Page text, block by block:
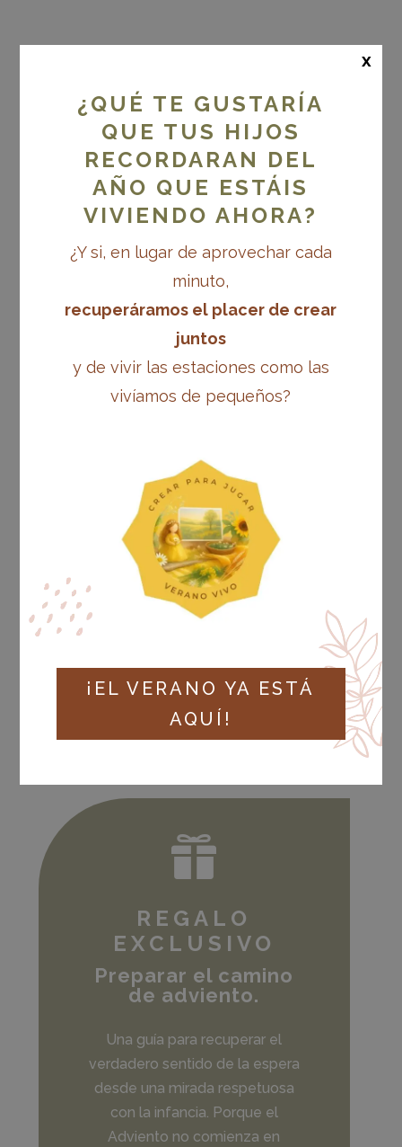
Otoño Vivo
Tesoros para un
otoño lleno de
calma

REGALO
EXCLUSIVO
Preparar el camino
de adviento.
Una guía para recuperar el
verdadero sentido de la espera
desde una mirada respetuosa
con la infancia. Porque el
Adviento no comienza en
¿QUÉ TE GUSTARÍA
QUE TUS HIJOS
RECORDARAN DEL
AÑO QUE ESTÁIS
VIVIENDO AHORA?
¿Y si, en lugar de aprovechar cada
minuto,
recuperáramos el placer de crear
juntos
y de vivir las estaciones como las
vivíamos de pequeños?
¡EL VERANO YA ESTÁ
AQUÍ!
x